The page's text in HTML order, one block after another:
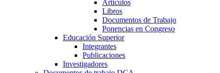
Artículos
Libros
Documentos de Trabajo
Ponencias en Congreso
Educación Superior
Integrantes
Publicaciones
Investigadores